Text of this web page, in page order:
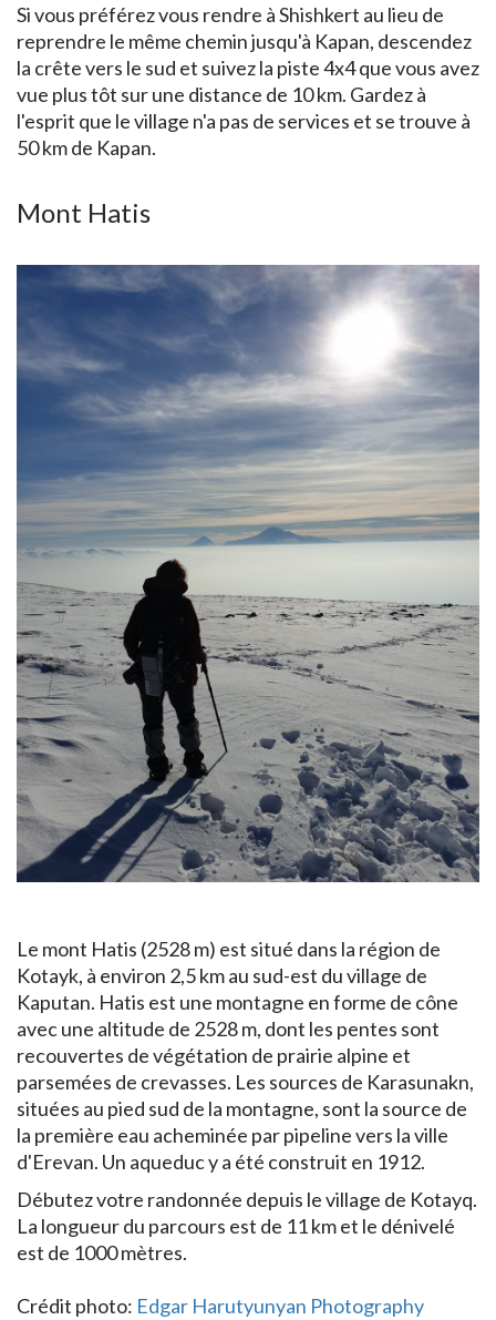
Si vous préférez vous rendre à Shishkert au lieu de
reprendre le même chemin jusqu'à Kapan, descendez
la crête vers le sud et suivez la piste 4x4 que vous avez
vue plus tôt sur une distance de 10 km. Gardez à
l'esprit que le village n'a pas de services et se trouve à
50 km de Kapan.
Mont Hatis
Le mont Hatis (2528 m) est situé dans la région de
Kotayk, à environ 2,5 km au sud-est du village de
Kaputan. Hatis est une montagne en forme de cône
avec une altitude de 2528 m, dont les pentes sont
recouvertes de végétation de prairie alpine et
parsemées de crevasses. Les sources de Karasunakn,
situées au pied sud de la montagne, sont la source de
la première eau acheminée par pipeline vers la ville
d'Erevan. Un aqueduc y a été construit en 1912.
Débutez votre randonnée depuis le village de Kotayq.
La longueur du parcours est de 11 km et le dénivelé
est de 1000 mètres.
Crédit photo: Edgar Harutyunyan Photography